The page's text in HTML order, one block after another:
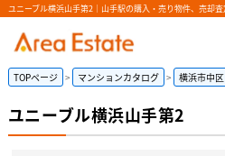
TOPページ マンションカタログ 横浜市中区
ユニーブル横浜山手第2